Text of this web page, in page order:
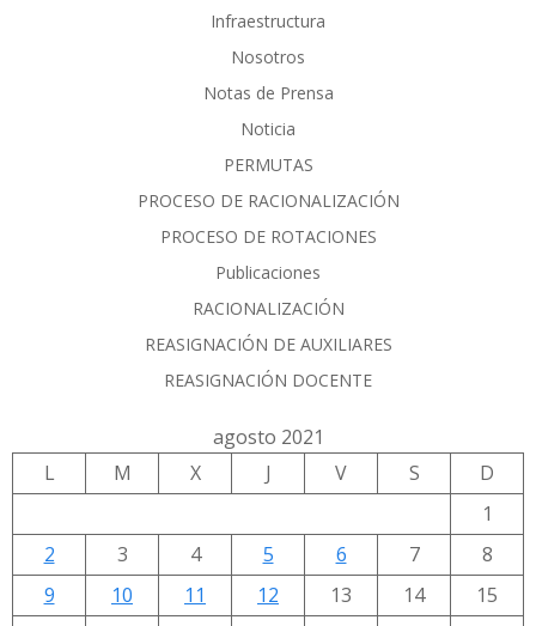
Infraestructura
Nosotros
Notas de Prensa
Noticia
PERMUTAS
PROCESO DE RACIONALIZACIÓN
PROCESO DE ROTACIONES
Publicaciones
RACIONALIZACIÓN
REASIGNACIÓN DE AUXILIARES
REASIGNACIÓN DOCENTE
agosto 2021
L
M X J V S
D
1
2
3 4 5 6 7
8
9
10 11 12 13 14
15